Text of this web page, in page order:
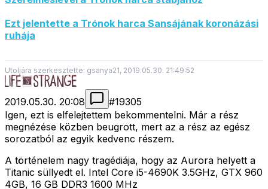
Ezt jelentette a Trónok harca Sansájának koronázási
ruhája
Utoljára szerkesztette: gsanya21, 2019.05.30. 21:49:52
2019.05.30. 20:08 #19305
Igen, ezt is elfelejtettem bekommentelni. Már a rész
megnézése közben beugrott, mert az a rész az egész
sorozatból az egyik kedvenc részem.
A történelem nagy tragédiája, hogy az Aurora helyett a
Titanic süllyedt el. Intel Core i5-4690K 3.5GHz, GTX 960
4GB, 16 GB DDR3 1600 MHz